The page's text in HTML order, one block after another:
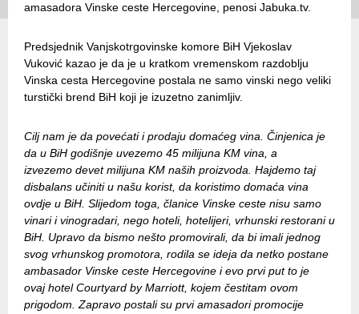
amasadora Vinske ceste Hercegovine, penosi Jabuka.tv.
Predsjednik Vanjskotrgovinske komore BiH Vjekoslav
Vuković kazao je da je u kratkom vremenskom razdoblju
Vinska cesta Hercegovine postala ne samo vinski nego veliki
turstički brend BiH koji je izuzetno zanimljiv.
Cilj nam je da povećati i prodaju domaćeg vina. Činjenica je
da u BiH godišnje uvezemo 45 milijuna KM vina, a
izvezemo devet milijuna KM naših proizvoda. Hajdemo taj
disbalans učiniti u našu korist, da koristimo domaća vina
ovdje u BiH. Slijedom toga, članice Vinske ceste nisu samo
vinari i vinogradari, nego hoteli, hotelijeri, vrhunski restorani u
BiH. Upravo da bismo nešto promovirali, da bi imali jednog
svog vrhunskog promotora, rodila se ideja da netko postane
ambasador Vinske ceste Hercegovine i evo prvi put to je
ovaj hotel Courtyard by Marriott, kojem čestitam ovom
prigodom. Zapravo postali su prvi amasadori promocije